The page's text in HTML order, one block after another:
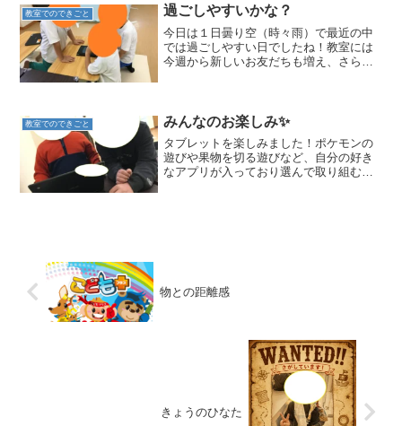
教えてくれました。初めて行...
教室でのできごと 過ごしやすいかな？
今日は１日曇り空（時々雨）で最近の中
では過ごしやすい日でしたね！教室には
今週から新しいお友だちも増え、さらに
ち、プレイルームでレゴやお...
教室でのできごと みんなのお楽しみ✨
タブレットを楽しみました！ポケモンの
遊びや果物を切る遊びなど、自分の好き
なアプリが入っており選んで取り組む姿
物との距離感
きょうのひなた